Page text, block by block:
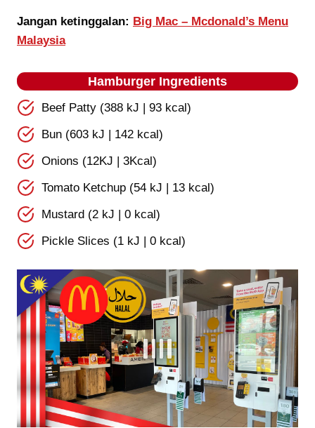
Jangan ketinggalan: Big Mac – Mcdonald’s Menu
Malaysia
Hamburger Ingredients
Beef Patty (388 kJ | 93 kcal)
Bun (603 kJ | 142 kcal)
Onions (12KJ | 3Kcal)
Tomato Ketchup (54 kJ | 13 kcal)
Mustard (2 kJ | 0 kcal)
Pickle Slices (1 kJ | 0 kcal)